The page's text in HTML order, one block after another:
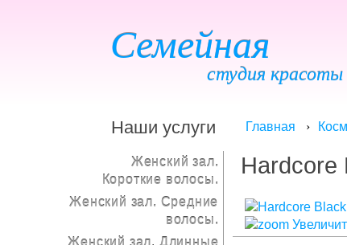
Семейная
студия красоты
Наши услуги
Женский зал.
Короткие волосы.
Женский зал. Средние
волосы.
Женский зал. Длинные
Главная
Hardcore